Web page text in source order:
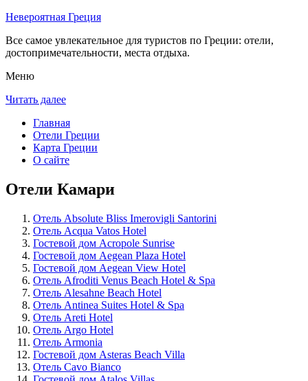
Невероятная Греция
Все самое увлекательное для туристов по Греции: отели,
достопримечательности, места отдыха.
Меню
Читать далее
Главная
Отели Греции
Карта Греции
О сайте
Отели Камари
Отель Absolute Bliss Imerovigli Santorini
Отель Acqua Vatos Hotel
Гостевой дом Acropole Sunrise
Гостевой дом Aegean Plaza Hotel
Гостевой дом Aegean View Hotel
Отель Afroditi Venus Beach Hotel & Spa
Отель Alesahne Beach Hotel
Отель Antinea Suites Hotel & Spa
Отель Areti Hotel
Отель Argo Hotel
Отель Armonia
Гостевой дом Asteras Beach Villa
Отель Cavo Bianco